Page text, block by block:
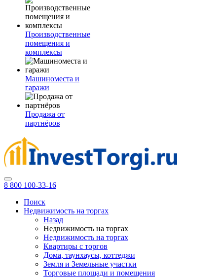
Производственные
помещения и
комплексы
Машиноместа и
гаражи
Продажа от
партнёров
8 800 100-33-16
Поиск
Недвижимость на торгах
Назад
Недвижимость на торгах
Недвижимость на торгах
Квартиры с торгов
Дома, таунхаусы, коттеджи
Земля и Земельные участки
Торговые площади и помещения